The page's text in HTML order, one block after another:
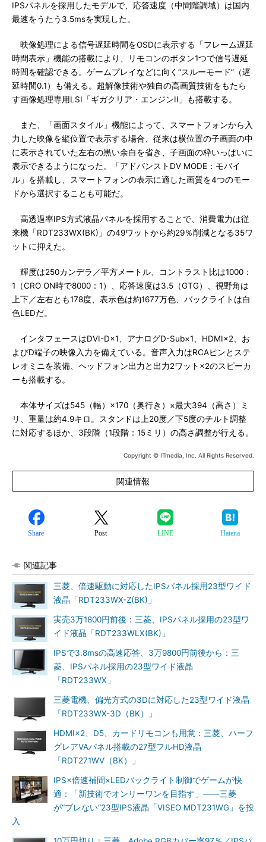
IPSパネルを採用したモデルで、応答速度（中間階調域）は国内
最速をうたう3.5msを実現した。
映像処理による信号遅延時間をOSDに表示する「フレーム遅延
時間表示」機能の搭載により、リモコンのボタン1つで信号遅延
時間を確認できる。ゲームプレイなどに向く“スルーモード”（遅
延時間0.1）も備える。超解像技術や独自の高画質技術をもたら
す画像処理専用LSI「ギガクリア・エンジンII」も搭載する。
また、「画面スタイル」機能によって、スマートフォンから入
力した映像を縦位置で表示する場合、従来は横位置の子画面の中
に表示されていた左右の黒い余白を省き、子画面の枠いっぱいに
表示できるようになった。「アドバンストDV MODE：モバイ
ル」を搭載し、スマートフォンの表示に適した画質を4つのモー
ドから選択することも可能だ。
高透過率IPS方式液晶パネルを採用することで、消費電力は従
来機「RDT233WX(BK)」の49ワットから約29％削減となる35ワ
ットに抑えた。
輝度は250カンデラ／平方メートル、コントラスト比は1000：
1（CRO ON時で8000：1）、応答速度は3.5（GTG）、視野角は
上下／左右とも178度、表示色は約1677万色、バックライトは白
色LEDだ。
インタフェースはDVI-D×1、アナログD-Sub×1、HDMI×2、お
よびD端子の映像入力を備えている。音声入力はRCAピンとステ
レオミニを装備、ヘッドフォン出力と出力2ワット×2のスピーカ
ーも搭載する。
本体サイズは545（幅）×170（奥行き）×最大394（高さ）ミ
リ、重量は約4.9キロ。スタンドは上20度／下5度のチルト調整
に対応するほか、3段階（1段階：15ミリ）の高さ調整が行える。
Copyright © ITmedia, Inc. All Rights Reserved.
関連情報
Share Post LINE Hatena
関連記事
三菱、倍速駆動に対応したIPSパネル採用23型ワイド
液晶「RDT233WX-Z(BK)」
実売3万1800円前後：三菱、IPSパネル採用の23型ワ
イド液晶「RDT233WLX(BK)」
IPSで3.8msの高速応答、3万9800円前後から：三
菱、IPSパネル採用の23型ワイド液晶
「RDT233WX」
三菱電機、偏光方式の3Dに対応した23型ワイド液晶
「RDT233WX-3D（BK）」
HDMI×2、D5、カードリモコンも用意：三菱、ハーフ
グレアVAパネル搭載の27型フルHD液晶
「RDT271WV（BK）」
IPS×倍速補間×LEDバックライト制御でゲームが快
適：「新技術でオンリーワンを目指す」――三菱
が“ブレない”23型IPS液晶「VISEO MDT231WG」を投
入